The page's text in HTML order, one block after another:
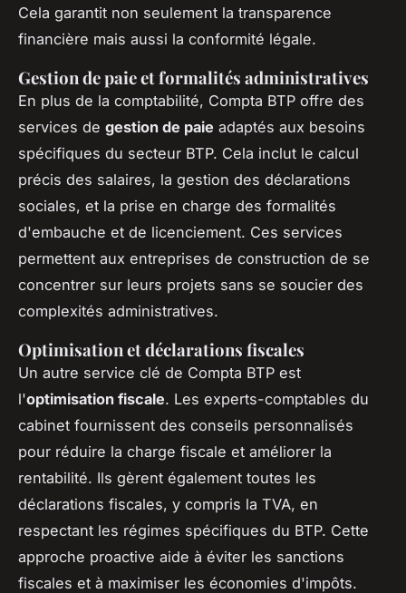
Cela garantit non seulement la transparence
financière mais aussi la conformité légale.
Gestion de paie et formalités administratives
En plus de la comptabilité, Compta BTP offre des
services de gestion de paie adaptés aux besoins
spécifiques du secteur BTP. Cela inclut le calcul
précis des salaires, la gestion des déclarations
sociales, et la prise en charge des formalités
d'embauche et de licenciement. Ces services
permettent aux entreprises de construction de se
concentrer sur leurs projets sans se soucier des
complexités administratives.
Optimisation et déclarations fiscales
Un autre service clé de Compta BTP est
l'optimisation fiscale. Les experts-comptables du
cabinet fournissent des conseils personnalisés
pour réduire la charge fiscale et améliorer la
rentabilité. Ils gèrent également toutes les
déclarations fiscales, y compris la TVA, en
respectant les régimes spécifiques du BTP. Cette
approche proactive aide à éviter les sanctions
fiscales et à maximiser les économies d'impôts.